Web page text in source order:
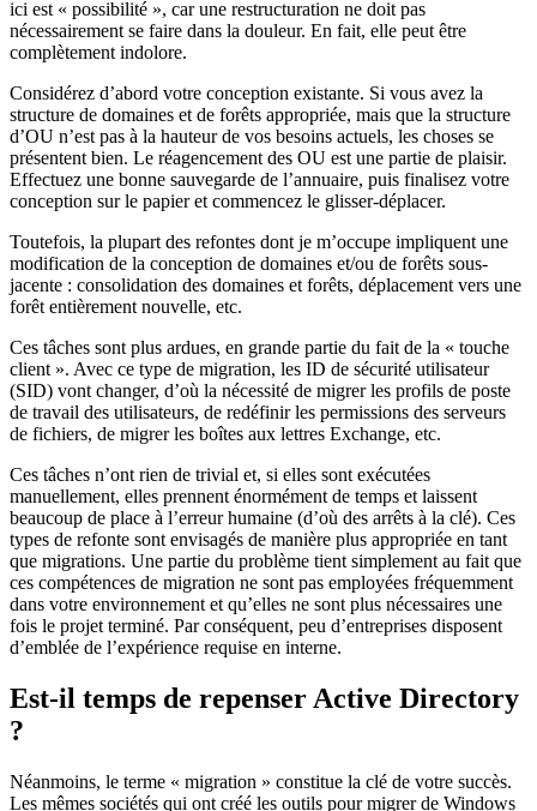
ici est « possibilité », car une restructuration ne doit pas
nécessairement se faire dans la douleur. En fait, elle peut être
complètement indolore.
Considérez d’abord votre conception existante. Si vous avez la
structure de domaines et de forêts appropriée, mais que la structure
d’OU n’est pas à la hauteur de vos besoins actuels, les choses se
présentent bien. Le réagencement des OU est une partie de plaisir.
Effectuez une bonne sauvegarde de l’annuaire, puis finalisez votre
conception sur le papier et commencez le glisser-déplacer.
Toutefois, la plupart des refontes dont je m’occupe impliquent une
modification de la conception de domaines et/ou de forêts sous-
jacente : consolidation des domaines et forêts, déplacement vers une
forêt entièrement nouvelle, etc.
Ces tâches sont plus ardues, en grande partie du fait de la « touche
client ». Avec ce type de migration, les ID de sécurité utilisateur
(SID) vont changer, d’où la nécessité de migrer les profils de poste
de travail des utilisateurs, de redéfinir les permissions des serveurs
de fichiers, de migrer les boîtes aux lettres Exchange, etc.
Ces tâches n’ont rien de trivial et, si elles sont exécutées
manuellement, elles prennent énormément de temps et laissent
beaucoup de place à l’erreur humaine (d’où des arrêts à la clé). Ces
types de refonte sont envisagés de manière plus appropriée en tant
que migrations. Une partie du problème tient simplement au fait que
ces compétences de migration ne sont pas employées fréquemment
dans votre environnement et qu’elles ne sont plus nécessaires une
fois le projet terminé. Par conséquent, peu d’entreprises disposent
d’emblée de l’expérience requise en interne.
Est-il temps de repenser Active Directory
?
Néanmoins, le terme « migration » constitue la clé de votre succès.
Les mêmes sociétés qui ont créé les outils pour migrer de Windows